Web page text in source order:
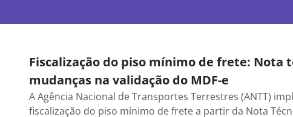
Fiscalização do piso mínimo de frete: Nota
mudanças na validação do MDF-e
A Agência Nacional de Transportes Terrestres (ANTT)
fiscalização do piso mínimo de frete a partir da Nota